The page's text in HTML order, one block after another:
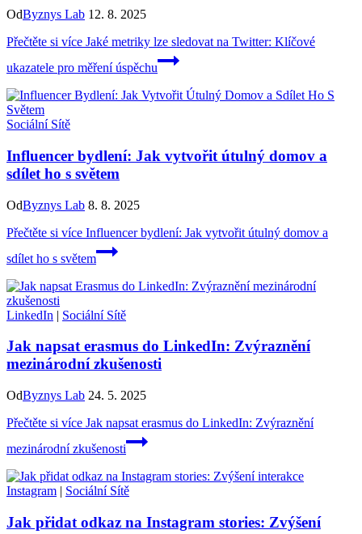
OdByznys Lab 12. 8. 2025
Přečtěte si více Jaké metriky lze sledovat na Twitter: Klíčové
ukazatele pro měření úspěchu
Sociální Sítě
Influencer bydlení: Jak vytvořit útulný domov a
sdílet ho s světem
OdByznys Lab 8. 8. 2025
Přečtěte si více Influencer bydlení: Jak vytvořit útulný domov a
sdílet ho s světem
LinkedIn | Sociální Sítě
Jak napsat erasmus do LinkedIn: Zvýraznění
mezinárodní zkušenosti
OdByznys Lab 24. 5. 2025
Přečtěte si více Jak napsat erasmus do LinkedIn: Zvýraznění
mezinárodní zkušenosti
Instagram | Sociální Sítě
Jak přidat odkaz na Instagram stories: Zvýšení